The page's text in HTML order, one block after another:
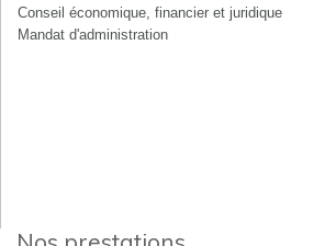
Conseil économique, financier et juridique
Mandat d'administration